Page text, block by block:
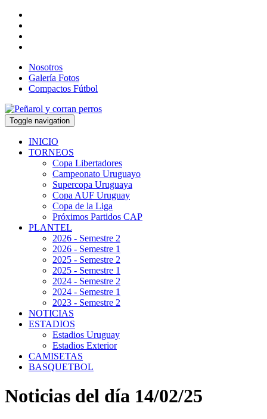
Nosotros
Galería Fotos
Compactos Fútbol
Toggle navigation
INICIO
TORNEOS
Copa Libertadores
Campeonato Uruguayo
Supercopa Uruguaya
Copa AUF Uruguay
Copa de la Liga
Próximos Partidos CAP
PLANTEL
2026 - Semestre 2
2026 - Semestre 1
2025 - Semestre 2
2025 - Semestre 1
2024 - Semestre 2
2024 - Semestre 1
2023 - Semestre 2
NOTICIAS
ESTADIOS
Estadios Uruguay
Estadios Exterior
CAMISETAS
BASQUETBOL
Noticias del día 14/02/25